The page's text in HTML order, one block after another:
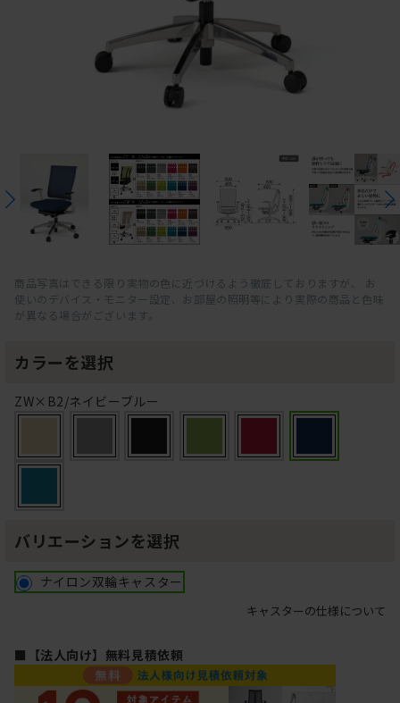
商品写真はできる限り実物の色に近づけるよう徹底しておりますが、 お
使いのデバイス・モニター設定、お部屋の照明等により実際の商品と色味
が異なる場合がございます。
カラーを選択
ZW×B2/ネイビーブルー
バリエーションを選択
ナイロン双輪キャスター
キャスターの仕様について
■【法人向け】無料見積依頼